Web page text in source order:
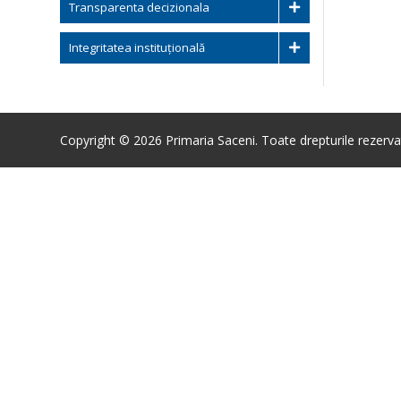
Transparenta decizionala
Integritatea instituțională
Copyright © 2026 Primaria Saceni. Toate drepturile